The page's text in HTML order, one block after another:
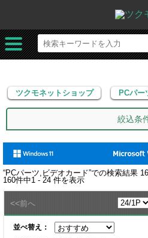
ツクモネットショップ PCパーツ
ツクモネットショップ PCパー
絞込条
“PCパーツ,ビデオカード”での検索結果
160件中1 - 24件を表示
<<前へ
並べ替え：